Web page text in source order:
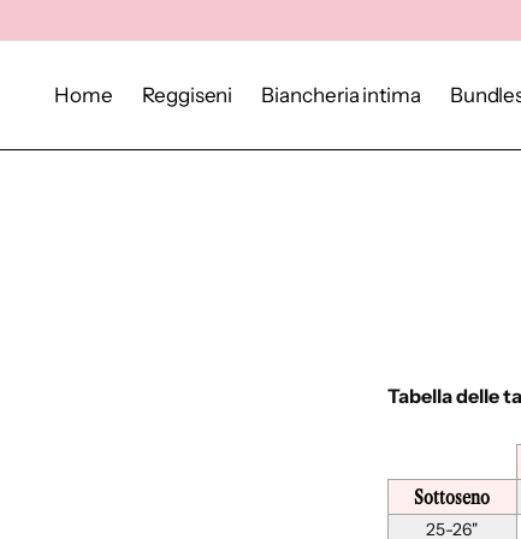
Home Reggiseni Biancheria intima
Tabella delle
Sottoseno
25-26"